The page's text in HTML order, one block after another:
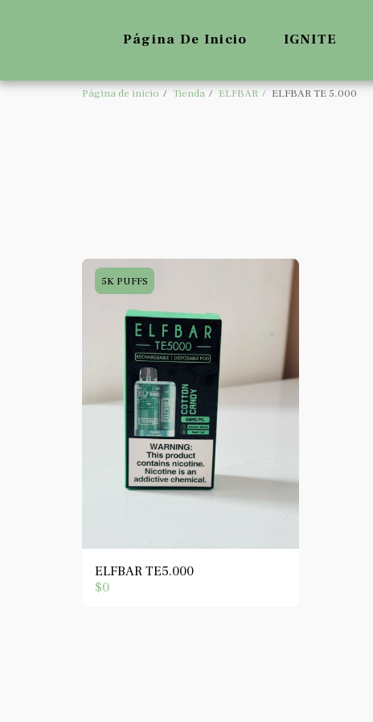
Página De Inicio IGNITE
Página de inicio Tienda ELFBAR ELFBAR TE 5.000
5K PUFFS
ELFBAR TE5.000
$0